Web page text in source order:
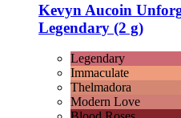
Kevyn Aucoin
Legendary (2 g)
Legendary
Immaculate
Thelmadora
Modern Love